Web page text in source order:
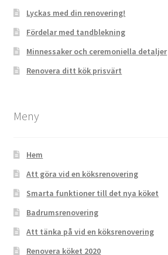
Lyckas med din renovering!
Fördelar med tandblekning
Minnessaker och ceremoniella detaljer
Renovera ditt kök prisvärt
Meny
Hem
Att göra vid en köksrenovering
Smarta funktioner till det nya köket
Badrumsrenovering
Att tänka på vid en köksrenovering
Renovera köket 2020